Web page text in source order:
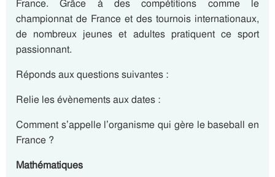
France.
Grâce à des compétitions comme le
championnat de France et des tournois internationaux,
de nombreux jeunes et adultes pratiquent ce sport
passionnant.
Réponds aux questions suivantes :
Relie les évènements aux dates :
Comment s’appelle l’organisme qui gère le baseball en
France ?
Mathématiques